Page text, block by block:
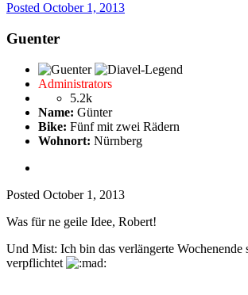
Posted October 1, 2013
Guenter
Administrators
5.2k
Name: Günter
Bike: Fünf mit zwei Rädern
Wohnort: Nürnberg
Posted October 1, 2013
Was für ne geile Idee, Robert!
Und Mist: Ich bin das verlängerte Wochenende
verpflichtet